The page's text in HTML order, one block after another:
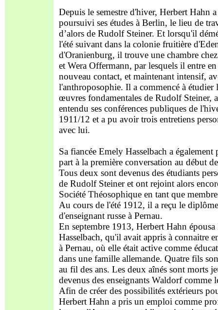
Depuis le semestre d'hiver, Herbert Hahn a
poursuivi ses études à Berlin, le lieu de
d’alors de Rudolf Steiner. Et lorsqu'il
l'été suivant dans la colonie fruitière
d'Oranienburg, il trouve une chambre
et Wera Offermann, par lesquels il entre
nouveau contact, et maintenant intensif,
l'anthroposophie. Il a commencé à étudier
œuvres fondamentales de Rudolf Steiner, a
entendu ses conférences publiques de
1911/12 et a pu avoir trois entretiens
avec lui.
Sa fiancée Emely Hasselbach a également
part à la première conversation au début
Tous deux sont devenus des étudiants
de Rudolf Steiner et ont rejoint alors
Société Théosophique en tant que
Au cours de l'été 1912, il a reçu le diplôme
d'enseignant russe à Pernau.
En septembre 1913, Herbert Hahn
Hasselbach, qu'il avait appris à connaitre
à Pernau, où elle était active comme
dans une famille allemande. Quatre fils
au fil des ans. Les deux aînés sont morts
devenus des enseignants Waldorf comme
Afin de créer des possibilités extérieurs
Herbert Hahn a pris un emploi comme